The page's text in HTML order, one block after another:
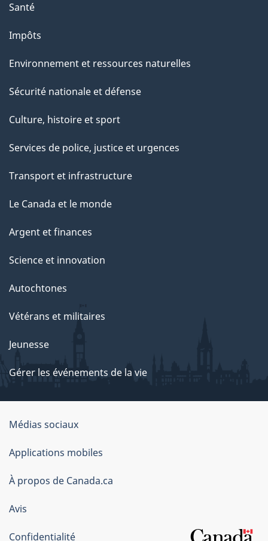
Santé
Impôts
Environnement et ressources naturelles
Sécurité nationale et défense
Culture, histoire et sport
Services de police, justice et urgences
Transport et infrastructure
Le Canada et le monde
Argent et finances
Science et innovation
Autochtones
Vétérans et militaires
Jeunesse
Gérer les événements de la vie
Organisation
du
gouvernement
du
Canada
Médias sociaux
Applications mobiles
À propos de Canada.ca
Avis
Confidentialité